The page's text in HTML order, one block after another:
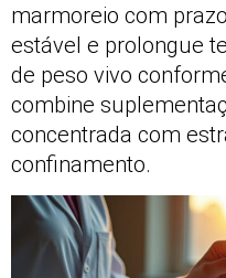
marmoreio com
estável e prolongue
de peso vivo
combine
concentrada com
confinamento.